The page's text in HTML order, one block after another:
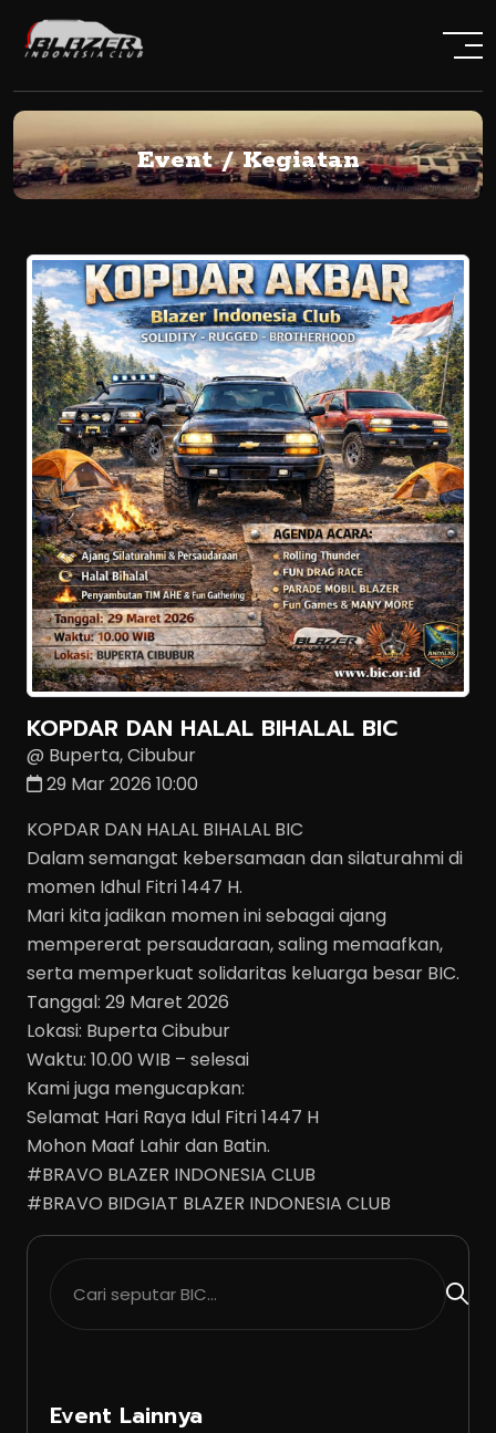
Event / Kegiatan
KOPDAR DAN HALAL BIHALAL BIC
@ Buperta, Cibubur
29 Mar 2026 10:00
KOPDAR DAN HALAL BIHALAL BIC
Dalam semangat kebersamaan dan silaturahmi di
momen Idhul Fitri 1447 H.
Mari kita jadikan momen ini sebagai ajang
mempererat persaudaraan, saling memaafkan,
serta memperkuat solidaritas keluarga besar BIC.
Tanggal: 29 Maret 2026
Lokasi: Buperta Cibubur
Waktu: 10.00 WIB – selesai
Kami juga mengucapkan:
Selamat Hari Raya Idul Fitri 1447 H
Mohon Maaf Lahir dan Batin.
#BRAVO BLAZER INDONESIA CLUB
#BRAVO BIDGIAT BLAZER INDONESIA CLUB
Event Lainnya